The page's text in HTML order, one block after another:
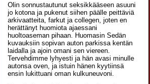
Olin sonnustautunut seksikkääseen asuuni
jo kotona ja pukenut siihen päälle peittäviä
arkivaatteita, farkut ja collegen, joten en
herättänyt huomiota ajaessani
huoltoaseman pihaan. Huomasin Sedän
kuvauksiin sopivan auton parkissa kentän
laidalla ja ajoin omani sen viereen.
Tervehdimme lyhyesti ja hän avasi minulle
autonsa oven, ja istuin hänen kyytiinsä
ensin lukittuani oman kulkuneuvoni.